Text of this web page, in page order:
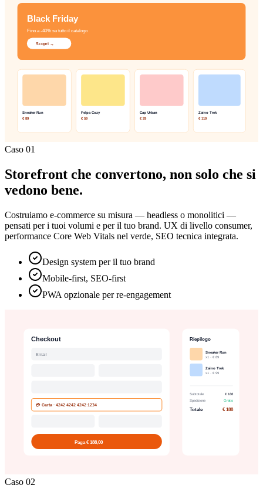
Caso 01
Storefront che convertono, non solo che si
vedono bene.
Costruiamo e-commerce su misura — headless o monolitici —
pensati per i tuoi volumi e per il tuo brand. UX di livello consumer,
performance Core Web Vitals nel verde, SEO tecnica integrata.
Design system per il tuo brand
Mobile-first, SEO-first
PWA opzionale per re-engagement
Caso 02